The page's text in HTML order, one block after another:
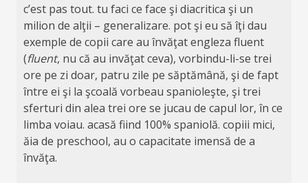
c’est pas tout. tu faci ce face şi diacritica şi un
milion de alţii – generalizare. pot şi eu să îţi dau
exemple de copii care au învăţat engleza fluent
(fluent, nu că au invăţat ceva), vorbindu-li-se trei
ore pe zi doar, patru zile pe săptămână, şi de fapt
între ei şi la şcoală vorbeau spanioleşte, şi trei
sferturi din alea trei ore se jucau de capul lor, în ce
limba voiau. acasă fiind 100% spaniolă. copiii mici,
ăia de preschool, au o capacitate imensă de a
învăţa.